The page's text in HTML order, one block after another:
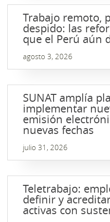
Trabajo remoto,
despido: las
que el Perú aún
agosto 3, 2026
SUNAT amplía
implementar
emisión
nuevas fechas
julio 31, 2026
Teletrabajo:
definir y
activas con